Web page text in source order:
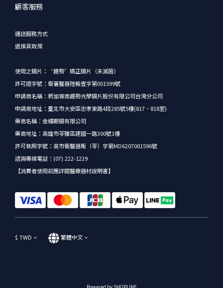
顧客服務
運送服務方式
退換貨政策
使用之鏡片：“趨勢”矯正鏡片（未滅菌）
許可證字號：衛署醫器陸輸壹字第001599號
申請商名稱：新加坡商趨勢光學鏡片股份有限公司台灣分公司
申請商地址：臺北市大安區忠孝東路4段285號5樓(817、818室)
藥商名稱：金橘眼鏡有限公司
藥商地址：高雄市苓雅區建國一路300號1樓
許可執照字號：高市衛醫器販（苓）字第MD6207001596號
諮詢專線電話：(07) 222-1229
【消費者使用前應詳閱醫療器材說明書】
$ TWD 繁體中文
Powered by SHOPLINE